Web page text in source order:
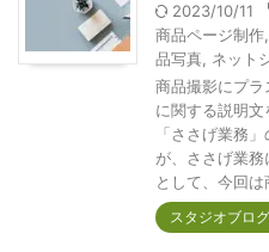
2023/10/11
商品ページ制作
品写真 ネット
商品撮影にプ
に関する説明
「ささげ業務
が、ささげ業
として、今回は
スタジオブログ